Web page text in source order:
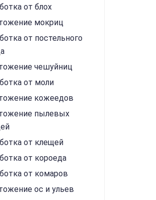
от блох
мокриц
от постельного
чешуйниц
от моли
кожеедов
пылевых
от клещей
от короеда
от комаров
ос и ульев